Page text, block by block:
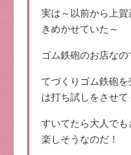
実は～以前から上
きめかせていた～
ゴム鉄砲のお店なの
てづくりゴム鉄砲
は打ち試しをさせて
すいてたら大人で
楽しそうなのだ！